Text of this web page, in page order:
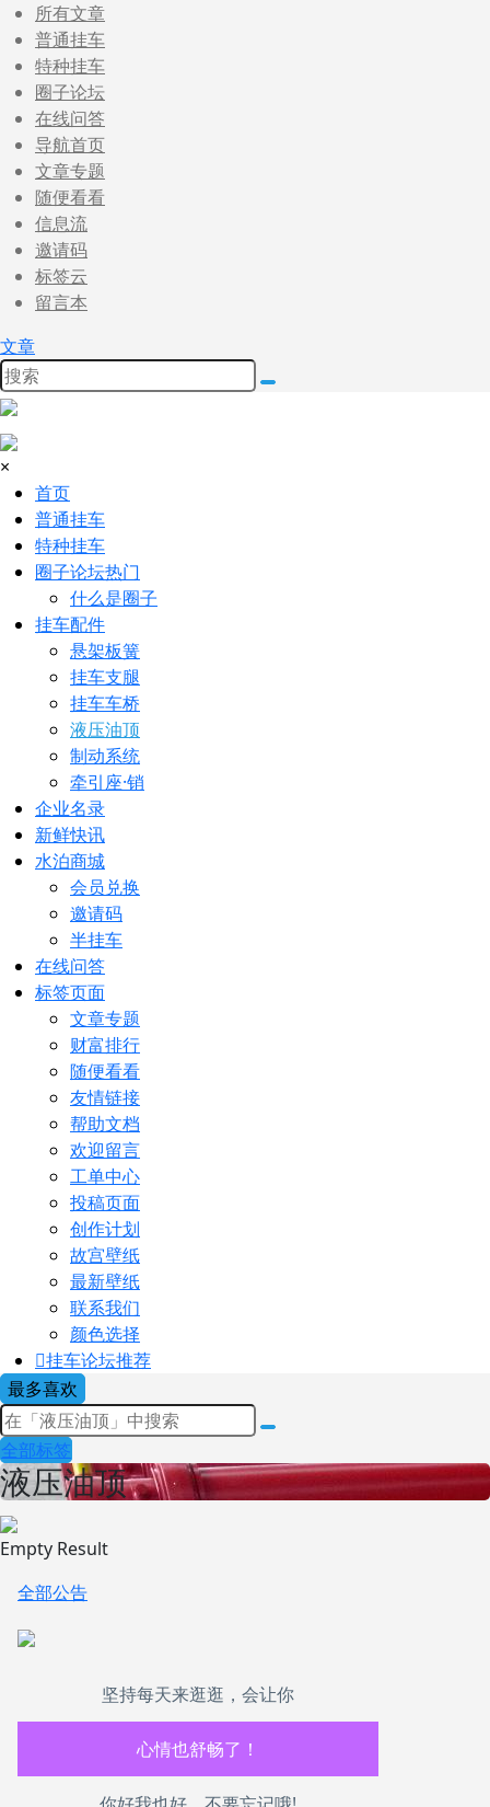
所有文章
普通挂车
特种挂车
圈子论坛
在线问答
导航首页
文章专题
随便看看
信息流
邀请码
标签云
留言本
文章
×
首页
普通挂车
特种挂车
圈子论坛热门
什么是圈子
挂车配件
悬架板簧
挂车支腿
挂车车桥
液压油顶
制动系统
牵引座·销
企业名录
新鲜快讯
水泊商城
会员兑换
邀请码
半挂车
在线问答
标签页面
文章专题
财富排行
随便看看
友情链接
帮助文档
欢迎留言
工单中心
投稿页面
创作计划
故宫壁纸
最新壁纸
联系我们
颜色选择
挂车论坛推荐
最多喜欢
全部标签
液压油顶
Empty Result
全部公告
坚持每天来逛逛，会让你
生活也美好了！
心情也舒畅了！